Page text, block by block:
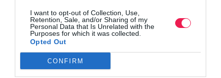
I want to opt-out of Collection, Use,
Retention, Sale, and/or Sharing of my
Personal Data that Is Unrelated with the
Purposes for which it was collected.
Opted Out
CONFIRM